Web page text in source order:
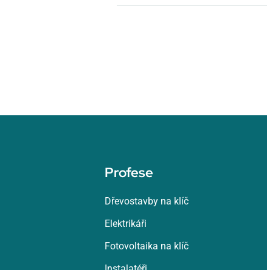
Profese
Dřevostavby na klíč
Elektrikáři
Fotovoltaika na klíč